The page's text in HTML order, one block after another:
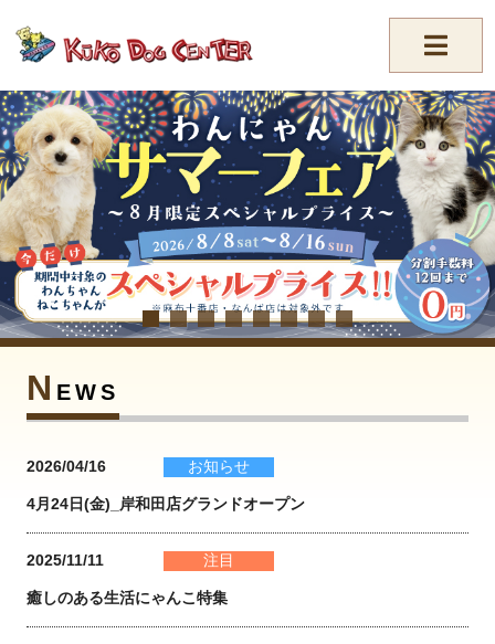
//-->
N EWS
2026/04/16 お知らせ
4月24日(金)_岸和田店グランドオープン
2025/11/11 注目
癒しのある生活にゃんこ特集